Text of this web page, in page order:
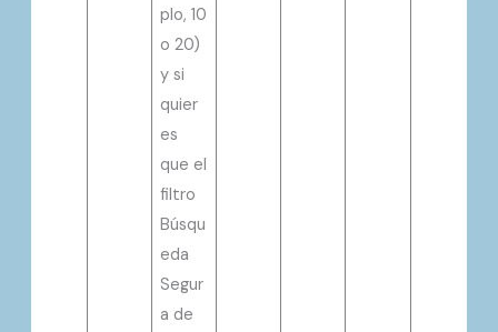
plo, 10
o 20)
y si
quier
es
que el
filtro
Búsqu
eda
Segur
a de